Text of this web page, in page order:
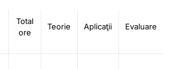
Total
ore
Teorie Aplicaţii Evaluare